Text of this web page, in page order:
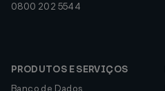
0800 202 5544
PRODUTOS E SERVIÇOS
Banco de Dados